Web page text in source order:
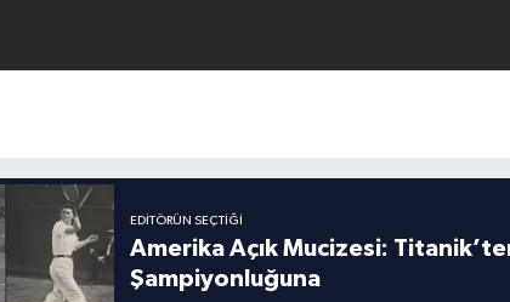
EDITÖRÜN SEÇTIĞI
Amerika Açık Mucizesi:
Şampiyonluğuna